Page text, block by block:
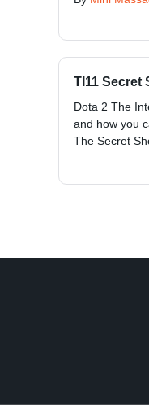
TI11 Secret
Dota 2 The
and how you
The Secret